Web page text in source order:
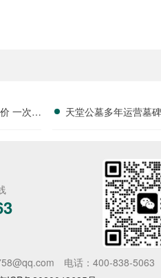
一次性
天堂公墓多年运营墓
电话：400-838-5063